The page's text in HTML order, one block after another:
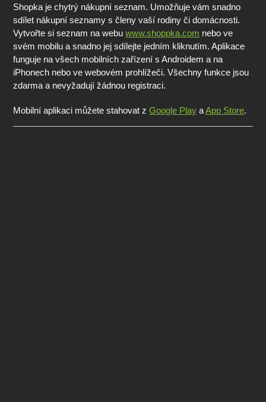
Shopka je chytrý nákupní seznam. Umožňuje vám snadno
sdílet nákupní seznamy s členy vaší rodiny či domácnosti.
Vytvořte si seznam na webuwww.shoppka.com nebo ve
svém mobilu a snadno jej sdílejte jedním kliknutím. Aplikace
funguje na všech mobilních zařízení s Androidem a na
iPhonech nebo ve webovém prohlížeči. Všechny funkce jsou
zdarma a nevyžadují žádnou registraci.
Mobilní aplikaci můžete stahovat zGoogle Play aApp Store.